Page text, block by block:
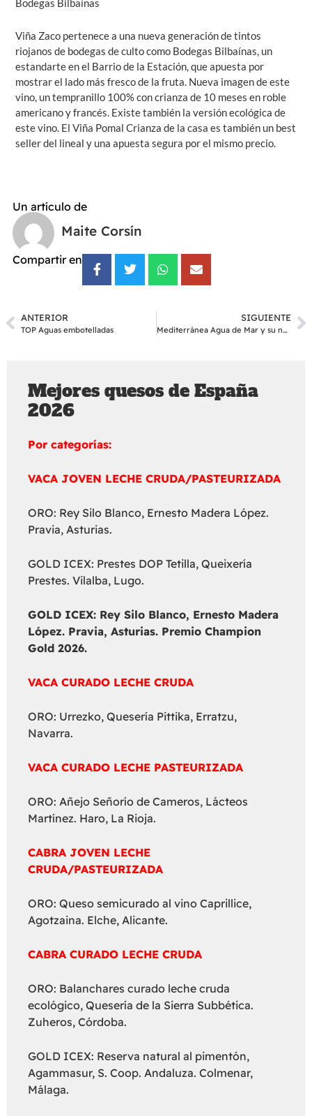
Bodegas Bilbaínas
Viña Zaco pertenece a una nueva generación de tintos
riojanos de bodegas de culto como Bodegas Bilbaínas, un
estandarte en el Barrio de la Estación, que apuesta por
mostrar el lado más fresco de la fruta. Nueva imagen de este
vino, un tempranillo 100% con crianza de 10 meses en roble
americano y francés. Existe también la versión ecológica de
este vino. El Viña Pomal Crianza de la casa es también un best
seller del lineal y una apuesta segura por el mismo precio.
Un artículo de
Maite Corsín
Compartir en
ANTERIOR
TOP Aguas embotelladas
SIGUIENTE
Mediterránea Agua de Mar y su nueva web
Mejores quesos de España
2026
Por categorías:
VACA JOVEN LECHE CRUDA/PASTEURIZADA
ORO: Rey Silo Blanco, Ernesto Madera López.
Pravia, Asturias.
GOLD ICEX: Prestes DOP Tetilla, Queixería
Prestes. Vilalba, Lugo.
GOLD ICEX: Rey Silo Blanco, Ernesto Madera
López. Pravia, Asturias. Premio Champion
Gold 2026.
VACA CURADO LECHE CRUDA
ORO: Urrezko, Quesería Pittika, Erratzu,
Navarra.
VACA CURADO LECHE PASTEURIZADA
ORO: Añejo Señorío de Cameros, Lácteos
Martínez. Haro, La Rioja.
CABRA JOVEN LECHE
CRUDA/PASTEURIZADA
ORO: Queso semicurado al vino Caprillice,
Agotzaina. Elche, Alicante.
CABRA CURADO LECHE CRUDA
ORO: Balanchares curado leche cruda
ecológico, Quesería de la Sierra Subbética.
Zuheros, Córdoba.
GOLD ICEX: Reserva natural al pimentón,
Agammasur, S. Coop. Andaluza. Colmenar,
Málaga.